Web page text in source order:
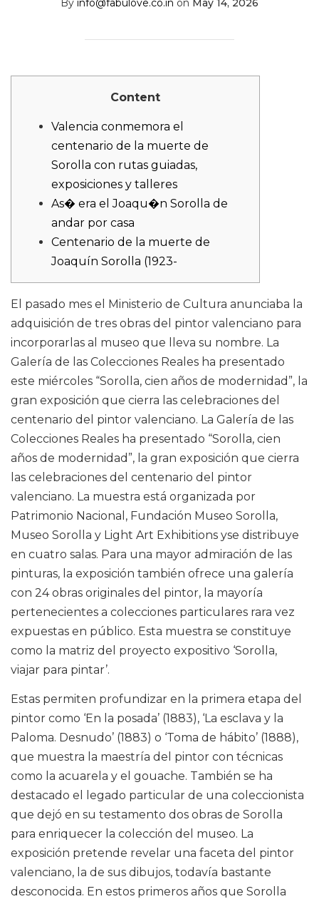
Content
Valencia conmemora el
centenario de la muerte de
Sorolla con rutas guiadas,
exposiciones y talleres
As� era el Joaqu�n Sorolla de
andar por casa
Centenario de la muerte de
Joaquín Sorolla (1923-
El pasado mes el Ministerio de Cultura anunciaba la
adquisición de tres obras del pintor valenciano para
incorporarlas al museo que lleva su nombre. La
Galería de las Colecciones Reales ha presentado
este miércoles “Sorolla, cien años de modernidad”, la
gran exposición que cierra las celebraciones del
centenario del pintor valenciano. La Galería de las
Colecciones Reales ha presentado “Sorolla, cien
años de modernidad”, la gran exposición que cierra
las celebraciones del centenario del pintor
valenciano. La muestra está organizada por
Patrimonio Nacional, Fundación Museo Sorolla,
Museo Sorolla y Light Art Exhibitions yse distribuye
en cuatro salas. Para una mayor admiración de las
pinturas, la exposición también ofrece una galería
con 24 obras originales del pintor, la mayoría
pertenecientes a colecciones particulares rara vez
expuestas en público. Esta muestra se constituye
como la matriz del proyecto expositivo ‘Sorolla,
viajar para pintar’.
Estas permiten profundizar en la primera etapa del
pintor como ‘En la posada’ (1883), ‘La esclava y la
Paloma. Desnudo’ (1883) o ‘Toma de hábito’ (1888),
que muestra la maestría del pintor con técnicas
como la acuarela y el gouache. También se ha
destacado el legado particular de una coleccionista
que dejó en su testamento dos obras de Sorolla
para enriquecer la colección del museo. La
exposición pretende revelar una faceta del pintor
valenciano, la de sus dibujos, todavía bastante
desconocida. En estos primeros años que Sorolla